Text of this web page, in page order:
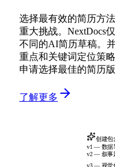
选择最有效的简历方
重大挑战。NextDocs
不同的AI简历草稿。
重点和关键词定位策
申请选择最佳的简历
了解更多
创建包
v1 — 数据
v2 — 叙事
v3 — 视觉